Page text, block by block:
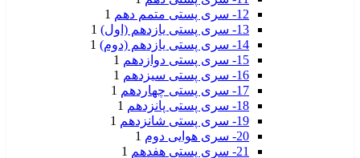
12- سری پستی متمم دهم
1
13- سری پستی یازدهم (اول)
1
14- سری پستی یازدهم (دوم)
1
15- سری پستی دوازدهم
1
16- سری پستی سیزدهم
1
17- سری پستی چهاردهم
1
18- سری پستی پانزدهم
1
19- سری پستی شانزدهم
1
20- سری هوایی دوم
1
21- سری پستی هفدهم
1